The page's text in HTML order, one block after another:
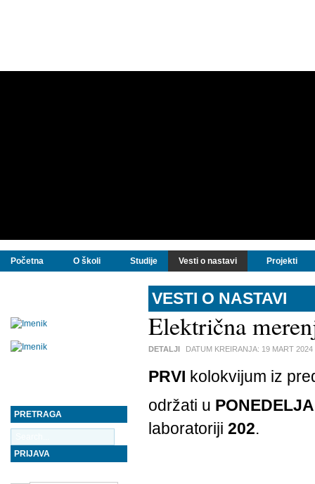
Početna O školi Studije Vesti o nastavi Projekti
VESTI O NASTAVI
Električna
DETALJI DATUM KREIRANJA: 19 MART 2024
PRVI kolokvijum iz
održati u
laboratoriji 202.
PRETRAGA
PRIJAVA